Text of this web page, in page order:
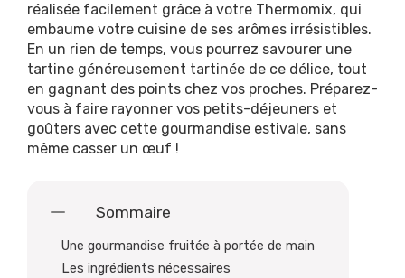
réalisée facilement grâce à votre Thermomix, qui
embaume votre cuisine de ses arômes irrésistibles.
En un rien de temps, vous pourrez savourer une
tartine généreusement tartinée de ce délice, tout
en gagnant des points chez vos proches. Préparez-
vous à faire rayonner vos petits-déjeuners et
goûters avec cette gourmandise estivale, sans
même casser un œuf !
Sommaire
Une gourmandise fruitée à portée de main
Les ingrédients nécessaires